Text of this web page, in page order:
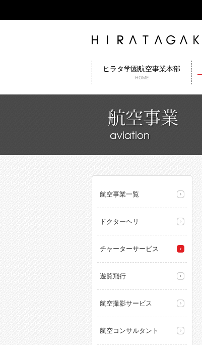
ヒラタ学園航空事業本部
HOME
航空事業一覧
ドクターヘリ
チャーターサービス
遊覧飛行
航空撮影サービス
航空コンサルタント